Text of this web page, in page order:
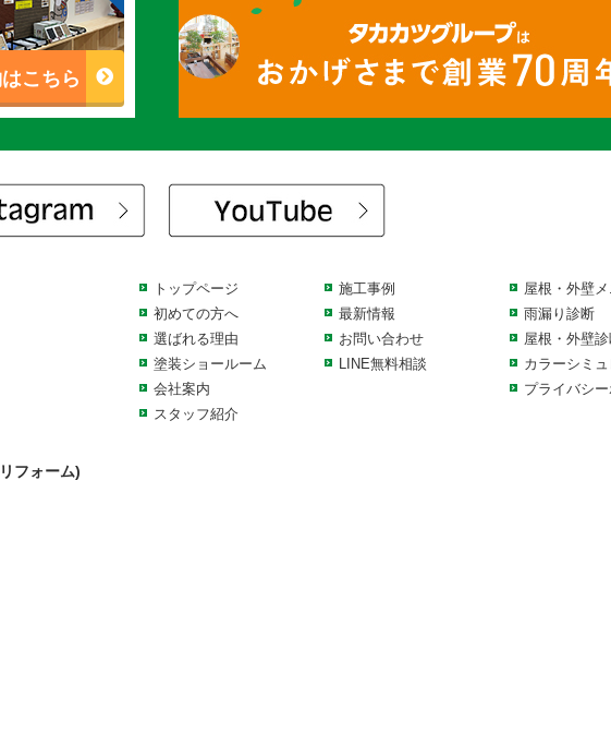
こちら
フォーム)
トップページ
初めての方へ
選ばれる理由
塗装ショールーム
会社案内
スタッフ紹介
施工事例
最新情報
お問い合わせ
LINE無料相談
屋根・外壁
雨漏り診断
屋根・外壁
カラーシミ
プライバシ